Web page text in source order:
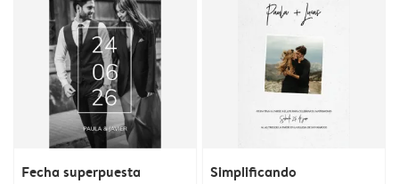
Fecha superpuesta Simplificando